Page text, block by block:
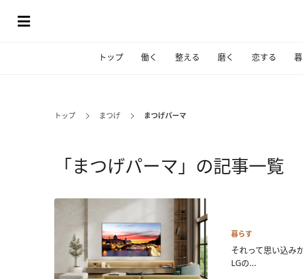
トップ 働く 整える 磨く 恋する
トップ まつげ まつげパーマ
「まつげパーマ」の記事一覧
暮らす
それって思い込み
LGの...